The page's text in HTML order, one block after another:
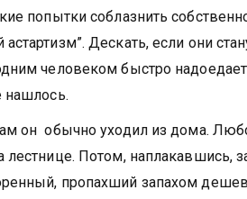
попытки соблазнить
Дескать, если они
человеком быстро
нашлось.
он обычно уходил из дома.
лестнице. Потом, наплакавшись,
пропахший запахом